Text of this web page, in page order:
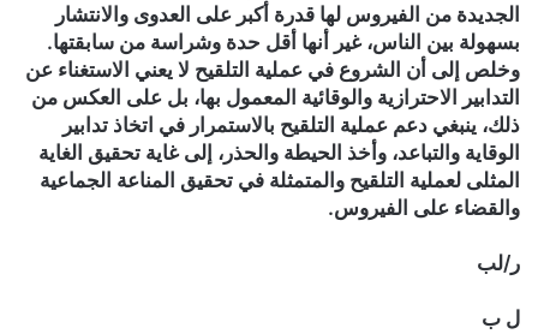
الجديدة من الفيروس لها قدرة أكبر على العدوى والانتشار
بسهولة بين الناس، غير أنها أقل حدة وشراسة من سابقتها.
وخلص إلى أن الشروع في عملية التلقيح لا يعني الاستغناء عن
التدابير الاحترازية والوقائية المعمول بها، بل على العكس من
ذلك، ينبغي دعم عملية التلقيح بالاستمرار في اتخاذ تدابير
الوقاية والتباعد، وأخذ الحيطة والحذر، إلى غاية تحقيق الغاية
المثلى لعملية التلقيح والمتمثلة في تحقيق المناعة الجماعية
والقضاء على الفيروس.
ر/لب
ل ب